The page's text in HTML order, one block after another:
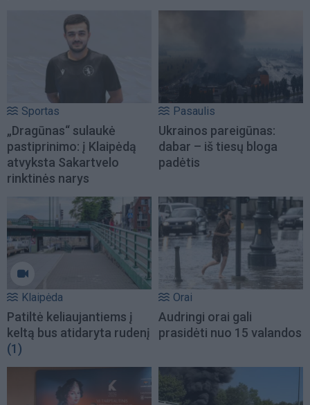
Sportas
„Dragūnas“ sulaukė
pastiprinimo: į Klaipėdą
atvyksta Sakartvelo
rinktinės narys
Pasaulis
Ukrainos pareigūnas:
dabar – iš tiesų bloga
padėtis
Klaipėda
Patiltė keliaujantiems į
keltą bus atidaryta rudenį
(1)
Orai
Audringi orai gali
prasidėti nuo 15 valandos